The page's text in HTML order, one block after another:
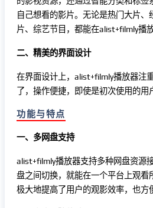
自己想看的影片。无论是热门大片
片、综艺节目，都能在alist+filmly播
二、精美的界面设计
在界面设计上，alist+filmly播放器注
了，操作便捷，即使是初次使用的用
功能与特点
一、多网盘支持
alist+filmly播放器支持多种网盘资源
盘之间切换，就能在一个平台上观看
极大地提高了用户的观影效率，也方